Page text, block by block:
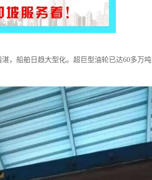
，船舶日趋大型化。超巨型油轮已达60多万